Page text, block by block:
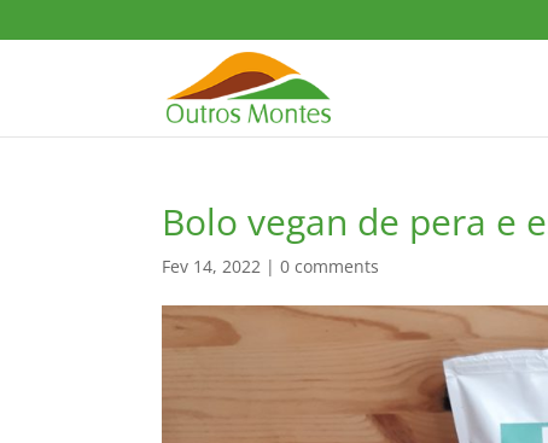
Bolo vegan de pera e
Fev 14, 2022 |0 comments